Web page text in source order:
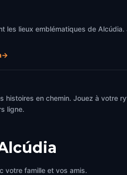
les lieux emblématiques de
→
histoires en chemin. Jouez à
ligne.
votre famille et vos amis.